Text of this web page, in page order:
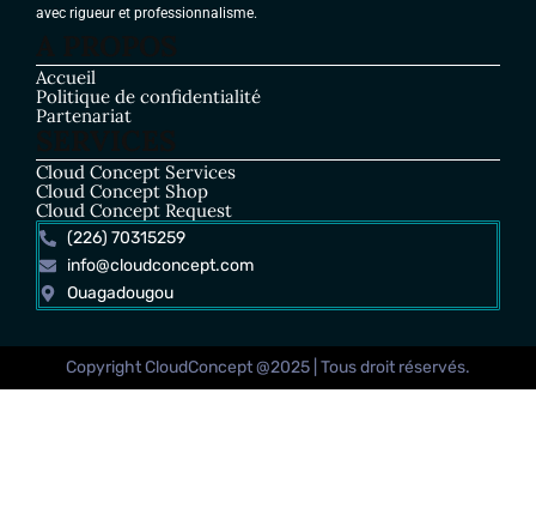
avec rigueur et professionnalisme.
Accueil
Politique de confidentialité
Partenariat
Cloud Concept Services
Cloud Concept Shop
Cloud Concept Request
(226) 70315259
info@cloudconcept.com
Ouagadougou
Copyright CloudConcept @2025 | Tous droit réservés.